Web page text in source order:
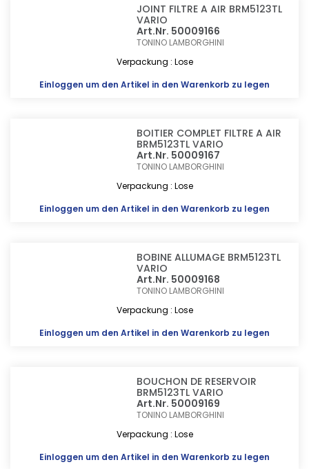
JOINT FILTRE A AIR BRM5123TL
VARIO
Art.Nr. 50009166
TONINO LAMBORGHINI
Verpackung : Lose
Einloggen um den Artikel in den Warenkorb zu legen
BOITIER COMPLET FILTRE A AIR
BRM5123TL VARIO
Art.Nr. 50009167
TONINO LAMBORGHINI
Verpackung : Lose
Einloggen um den Artikel in den Warenkorb zu legen
BOBINE ALLUMAGE BRM5123TL
VARIO
Art.Nr. 50009168
TONINO LAMBORGHINI
Verpackung : Lose
Einloggen um den Artikel in den Warenkorb zu legen
BOUCHON DE RESERVOIR
BRM5123TL VARIO
Art.Nr. 50009169
TONINO LAMBORGHINI
Verpackung : Lose
Einloggen um den Artikel in den Warenkorb zu legen